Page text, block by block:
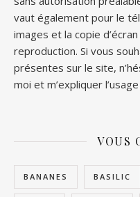
vaut également pour le
images et la copie
reproduction. Si vous
présentes sur le site,
moi et m’expliquer
VOUS
BANANES BASILIC